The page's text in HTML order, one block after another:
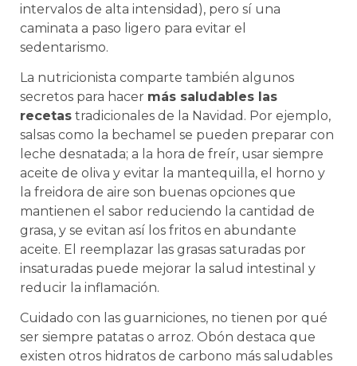
intervalos de alta intensidad), pero sí una
caminata a paso ligero para evitar el
sedentarismo.
La nutricionista comparte también algunos
secretos para hacer más saludables las
recetas tradicionales de la Navidad. Por ejemplo,
salsas como la bechamel se pueden preparar con
leche desnatada; a la hora de freír, usar siempre
aceite de oliva y evitar la mantequilla, el horno y
la freidora de aire son buenas opciones que
mantienen el sabor reduciendo la cantidad de
grasa, y se evitan así los fritos en abundante
aceite. El reemplazar las grasas saturadas por
insaturadas puede mejorar la salud intestinal y
reducir la inflamación.
Cuidado con las guarniciones, no tienen por qué
ser siempre patatas o arroz. Obón destaca que
existen otros hidratos de carbono más saludables